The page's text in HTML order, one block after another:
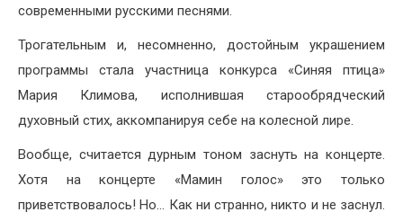
современными русскими песнями.
Трогательным и, несомненно, достойным украшением
программы стала участница конкурса «Синяя птица»
Мария Климова, исполнившая старообрядческий
духовный стих, аккомпанируя себе на колесной лире.
Вообще, считается дурным тоном заснуть на концерте.
Хотя на концерте «Мамин голос» это только
приветствовалось! Но… Как ни странно, никто и не заснул.